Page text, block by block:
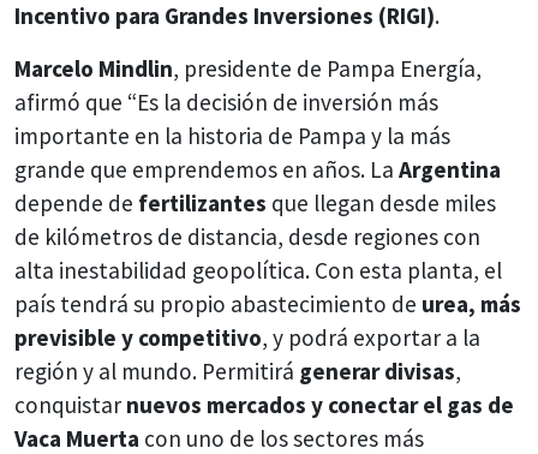
Incentivo para Grandes Inversiones (RIGI).
Marcelo Mindlin, presidente de Pampa Energía,
afirmó que “Es la decisión de inversión más
importante en la historia de Pampa y la más
grande que emprendemos en años. La Argentina
depende de fertilizantes que llegan desde miles
de kilómetros de distancia, desde regiones con
alta inestabilidad geopolítica. Con esta planta, el
país tendrá su propio abastecimiento de urea, más
previsible y competitivo, y podrá exportar a la
región y al mundo. Permitirá generar divisas,
conquistar nuevos mercados y conectar el gas de
Vaca Muerta con uno de los sectores más